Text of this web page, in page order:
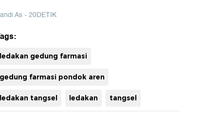
bersama anaknya tinggal di bengkel miliknya
berada persis di samping gedung farmasi.
As - 20DETIK
ledakan gedung farmasi
gedung farmasi pondok aren
ledakan tangsel ledakan tangsel